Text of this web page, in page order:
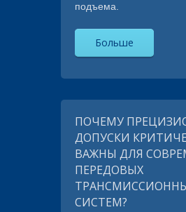
подъема.
Больше
ПОЧЕМУ
ДОПУСКИ
ВАЖНЫ ДЛЯ
ПЕРЕДОВЫХ
СИСТЕМ?